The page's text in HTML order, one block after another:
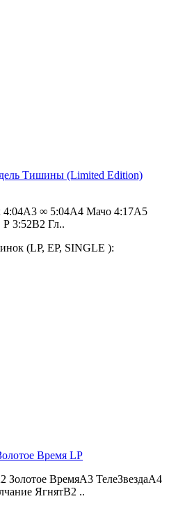
Тишины (Limited Edition)
∞ 5:04A4 Мачо 4:17A5
3:52B2 Гл..
(LP, EP, SINGLE ):
Время LP
ВремяA3 ТелеЗвездаA4
ЯгнятB2 ..